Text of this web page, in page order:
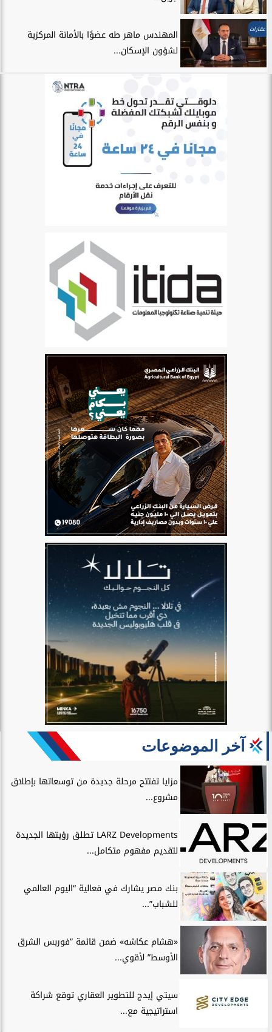
عقارات
المهندس ماهر طه عضوًا بالأمانة المركزية
لشؤون الإسكان...
آخر الموضوعات
مزايا تفتتح مرحلة جديدة من توسعاتها بإطلاق
مشروع...
LARZ Developments تطلق رؤيتها الجديدة
لتقديم مفهوم متكامل...
بنك مصر يشارك في فعالية “اليوم العالمي
للشباب”...
«هشام عكاشه» ضمن قائمة ”فوربس الشرق
الأوسط” لأقوي...
سيتي إيدج للتطوير العقاري توقع شراكة
استراتيجية مع...